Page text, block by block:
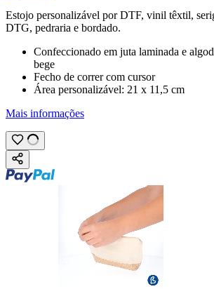
Estojo personalizável porDTF, vinil têxtil,
DTG, pedraria e bordado.
Confeccionado em juta laminada e
bege
Fecho de correr com cursor
Área personalizável: 21 x 11,5 cm
Mais informações